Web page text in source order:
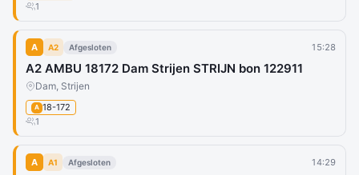
1
A A2 Afgesloten 15:28
A2 AMBU 18172 Dam Strijen STRIJN bon 122911
Dam, Strijen
A 18-172
1
A A1 Afgesloten 14:29